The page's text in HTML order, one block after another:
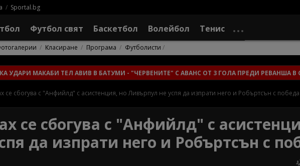
Sportal.bg
Футбол свят Баскетбол Волейбол Тенис
Класиране Програма Футболисти
УДАРИ МАКАБИ ТЕЛ АВИВ В БАТУМИ - "ЧЕРВЕНИТЕ" С АВАНС ОТ 3 ГОЛА ПРЕДИ РЕВАНША В
се сбогува с "Анфийлд" с асистенция, но Ливърпул не успя да изпрати него и Робъртсън с победа
се сбогува с "Анфийлд" с
да изпрати него и Робъртсън с